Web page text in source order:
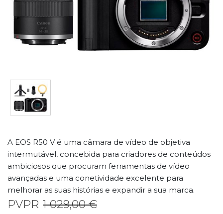
A EOS R50 V é uma câmara de vídeo de objetiva
intermutável, concebida para criadores de conteúdos
ambiciosos que procuram ferramentas de vídeo
avançadas e uma conetividade excelente para
melhorar as suas histórias e expandir a sua marca.
PVPR 1 029,00 €